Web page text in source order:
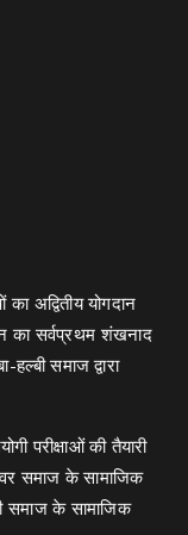
अद्वितीय योगदान
का सर्वप्रथम शंखनाद
समाज द्वारा
परीक्षाओं की तैयारी
समाज के सामाजिक
समाज के सामाजिक